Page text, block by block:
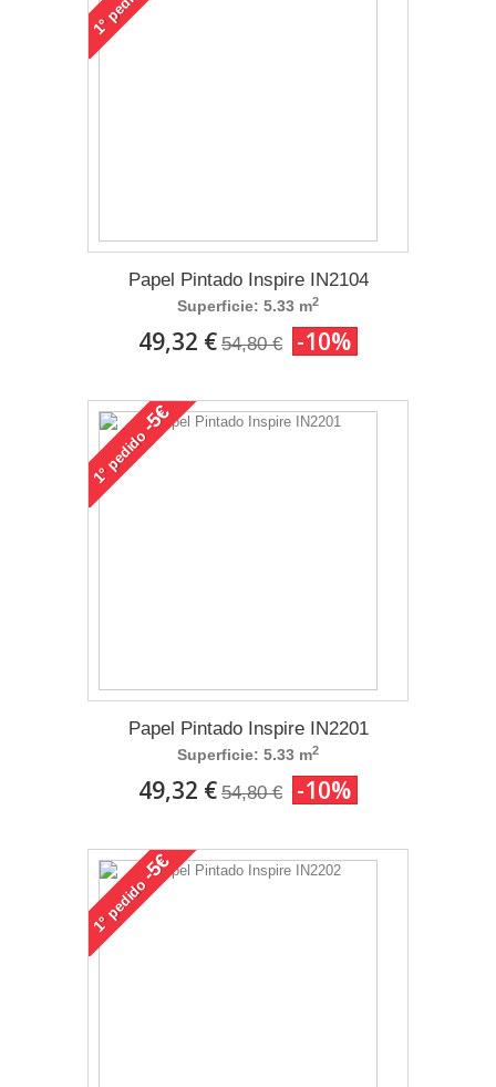
1°
Papel Pintado Inspire IN2104
Superficie: 5.33 m2
49,32 € 54,80 € -10%
1°
pedido
-5€
Papel Pintado Inspire IN2201
Superficie: 5.33 m2
49,32 € 54,80 € -10%
1°
pedido
-5€